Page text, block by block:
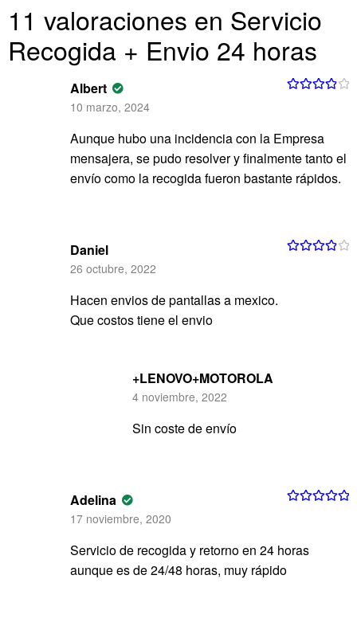
11 valoraciones en Servicio
Recogida + Envio 24 horas
Albert
10 marzo, 2024
Aunque hubo una incidencia con la Empresa
mensajera, se pudo resolver y finalmente tanto el
envío como la recogida fueron bastante rápidos.
Daniel
26 octubre, 2022
Hacen envios de pantallas a mexico.
Que costos tiene el envio
+LENOVO+MOTOROLA
4 noviembre, 2022
Sin coste de envío
Adelina
17 noviembre, 2020
Servicio de recogida y retorno en 24 horas
aunque es de 24/48 horas, muy rápido